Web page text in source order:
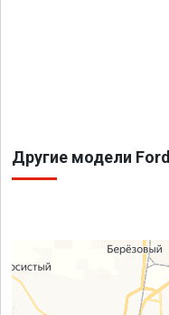
Другие модели Ford